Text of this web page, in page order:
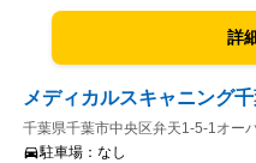
詳
メディカルスキャニング
千葉県千葉市中央区弁天1-5-1オー
駐車場： なし